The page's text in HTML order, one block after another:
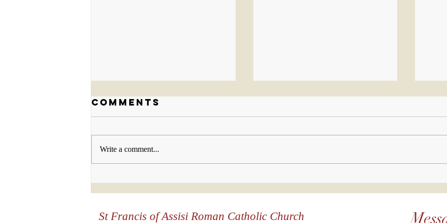
What is our
Mission? /Cual
Misión
Via Crucis
Viviente/ Way
Live
I
Comments
Write a comment...
St Francis of Assisi Roman Catholic Church